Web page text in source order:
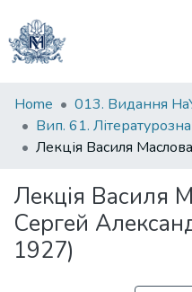
Communities
&
Collections
Statistics
Home 013. Видання
Лекція Василя
Сергей
1927)